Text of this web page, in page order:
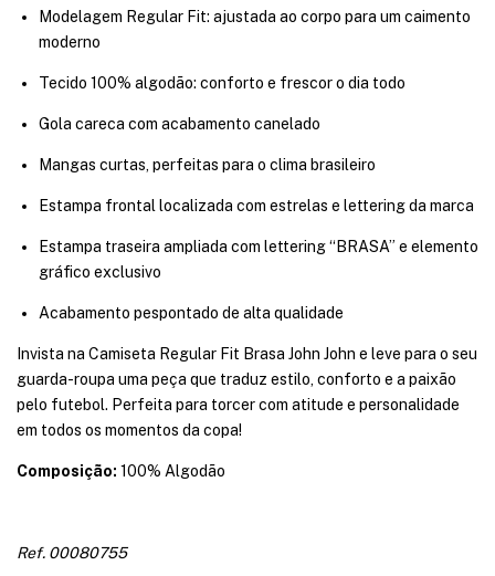
Modelagem Regular Fit: ajustada ao corpo para um caimento
moderno
Tecido 100% algodão: conforto e frescor o dia todo
Gola careca com acabamento canelado
Mangas curtas, perfeitas para o clima brasileiro
Estampa frontal localizada com estrelas e lettering da marca
Estampa traseira ampliada com lettering “BRASA” e elemento
gráfico exclusivo
Acabamento pespontado de alta qualidade
Invista na Camiseta Regular Fit Brasa John John e leve para o seu
guarda-roupa uma peça que traduz estilo, conforto e a paixão
pelo futebol. Perfeita para torcer com atitude e personalidade
em todos os momentos da copa!
Composição: 100% Algodão
Ref. 00080755